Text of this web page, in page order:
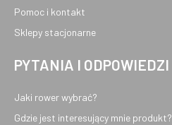
Pomoc i kontakt
Sklepy stacjonarne
PYTANIA I ODPOWIEDZI
Jaki rower wybrać?
Gdzie jest interesujący mnie produkt?